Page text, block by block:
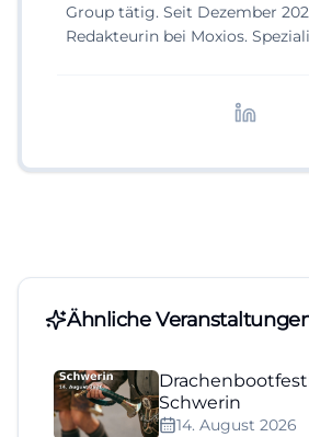
Group tätig. Seit Dezember
Redakteurin bei Moxios.
Ähnliche
Schwerin
14. August 2026